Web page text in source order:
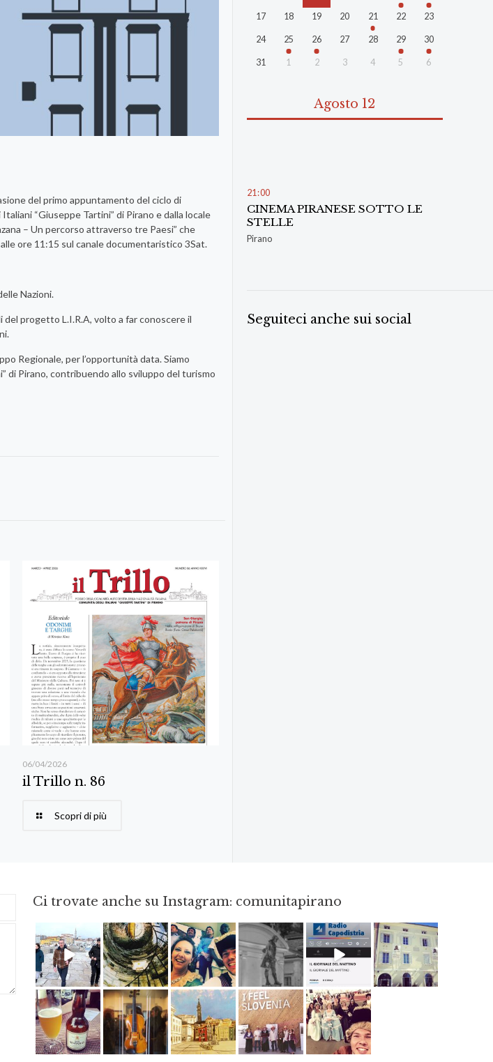
del primo appuntamento del ciclo di
“Giuseppe Tartini” di Pirano e dalla locale
– Un percorso attraverso tre Paesi” che
ore 11:15 sul canale documentaristico 3Sat.
Nazioni.
progetto L.I.R.A, volto a far conoscere il
Regionale, per l’opportunità data. Siamo
di Pirano, contribuendo allo sviluppo del turismo
06/04/2026
il Trillo n. 86
Scopri di più
17 18 19 20 21 22 23
24 25 26 27 28 29 30
31 1 2 3 4 5 6
Agosto 12
21 :00
CINEMA PIRANESE SOTTO LE
STELLE
Pirano
Seguiteci anche sui social
Ci trovate anche su Instagram: comunitapirano
Feb 16 Ago 3 Mag 23 Apr 18 Dic 14 Apr 3
Giu 3 Apr 8 Giu 12 Mag 2 Mag 15